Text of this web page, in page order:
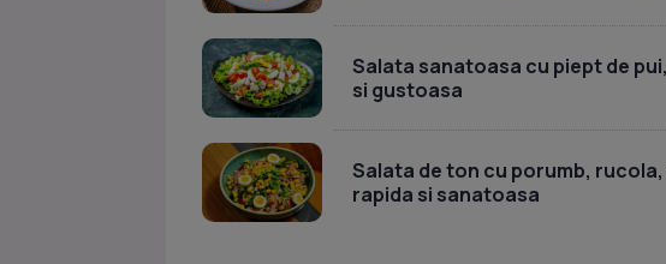
Salata sanatoasa cu piept de
si gustoasa
Salata de ton cu porumb,
rapida si sanatoasa